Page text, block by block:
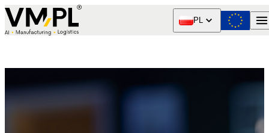
Skip to content
PL